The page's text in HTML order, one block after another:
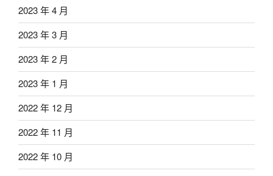
2023 年 4 月
2023 年 3 月
2023 年 2 月
2023 年 1 月
2022 年 12 月
2022 年 11 月
2022 年 10 月